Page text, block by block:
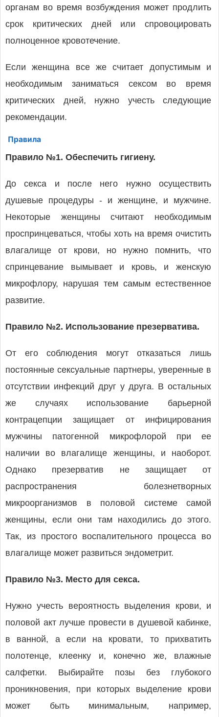
органам во время возбуждения может продлить
срок критических дней или спровоцировать
полноценное кровотечение.
Если женщина все же считает допустимым и
необходимым заниматься сексом во время
критических дней, нужно учесть следующие
рекомендации.
Правила
Правило №1. Обеспечить гигиену.
До секса и после него нужно осуществить
душевые процедуры - и женщине, и мужчине.
Некоторые женщины считают необходимым
проспринцеваться, чтобы хоть на время очистить
влагалище от крови, но нужно помнить, что
спринцевание вымывает и кровь, и женскую
микрофлору, нарушая тем самым естественное
развитие.
Правило №2. Использование презерватива.
От его соблюдения могут отказаться лишь
постоянные сексуальные партнеры, уверенные в
отсутствии инфекций друг у друга. В остальных
же случаях использование барьерной
контрацепции защищает от инфицирования
мужчины патогенной микрофлорой при ее
наличии во влагалище женщины, и наоборот.
Однако презерватив не защищает от
распространения болезнетворных
микроорганизмов в половой системе самой
женщины, если они там находились до этого.
Так, из простого воспалительного процесса во
влагалище может развиться эндометрит.
Правило №3. Место для секса.
Нужно учесть вероятность выделения крови, и
половой акт лучше провести в душевой кабинке,
в ванной, а если на кровати, то прихватить
полотенце, клеенку и, конечно же, влажные
салфетки. Выбирайте позы без глубокого
проникновения, при которых выделение крови
может быть минимальным, например,